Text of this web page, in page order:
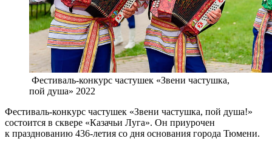
Фестиваль-конкурс частушек «Звени частушка,
пой душа» 2022
Фестиваль-конкурс частушек «Звени частушка, пой душа!»
состоится в сквере «Казачьи Луга». Он приурочен
к празднованию 436-летия со дня основания города Тюмени.